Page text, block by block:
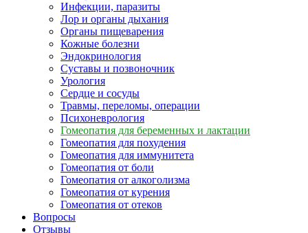
Инфекции, паразиты
Лор и органы дыхания
Органы пищеварения
Кожные болезни
Эндокринология
Суставы и позвоночник
Урология
Сердце и сосуды
Травмы, переломы, операции
Психоневрология
Гомеопатия для беременных и лактации
Гомеопатия для похудения
Гомеопатия для иммунитета
Гомеопатия от боли
Гомеопатия от алкоголизма
Гомеопатия от курения
Гомеопатия от отеков
Вопросы
Отзывы